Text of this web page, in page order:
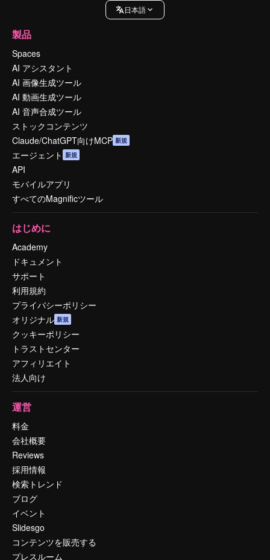
日本語
製品
Spaces
AI アシスタント
AI 画像生成ツール
AI 動画生成ツール
AI 音声合成ツール
ストックコンテンツ
Claude/ChatGPT向けMCP 新規
エージェント 新規
API
モバイルアプリ
すべてのMagnificツール
はじめに
Academy
ドキュメント
サポート
利用規約
プライバシーポリシー
オリジナル 新規
クッキーポリシー
トラストセンター
アフィリエイト
法人向け
運営
料金
会社概要
Reviews
採用情報
検索トレンド
ブログ
イベント
Slidesgo
コンテンツを販売する
プレスルーム